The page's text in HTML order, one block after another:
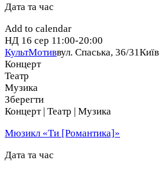
Дата та час
Add to calendar
НД 16 сер 11:00-20:00
КультМотиввул. Спаська, 36/31Київ
Концерт
Театр
Музика
Зберегти
Концерт | Театр | Музика
Мюзикл «Ти [Романтика]»
Дата та час